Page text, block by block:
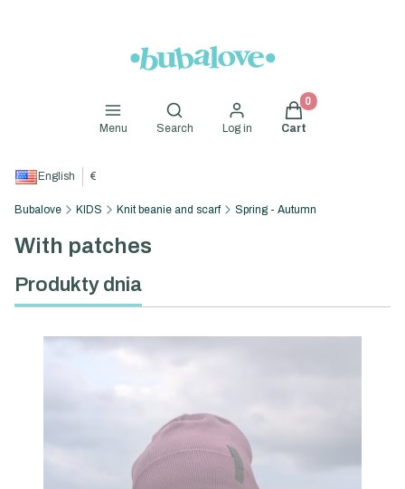
Menu
Open search engine
Search Log in
Products in the
Cart
English €
Bubalove KIDS Knit beanie and scarf Spring - Autumn
With patches
Produkty dnia